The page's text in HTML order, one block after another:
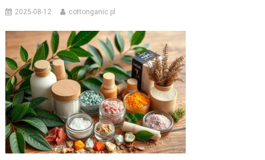
2025-08-12 cottonganic.pl